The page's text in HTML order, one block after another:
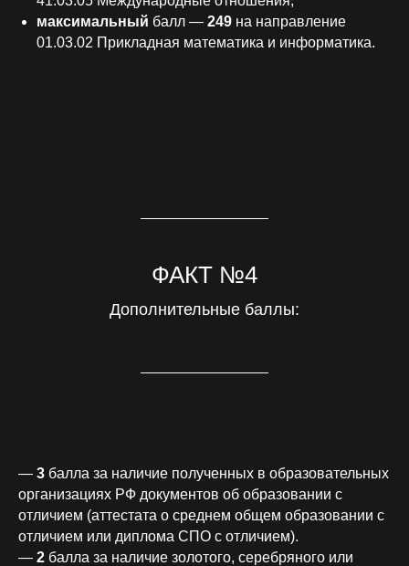
максимальный балл — 249 на направление
01.03.02 Прикладная математика и информатика.
ФАКТ №4
Дополнительные баллы:
— 3 балла за наличие полученных в образовательных
организациях РФ документов об образовании с
отличием (аттестата о среднем общем образовании с
отличием или диплома СПО с отличием).
— 2 балла за наличие золотого, серебряного или